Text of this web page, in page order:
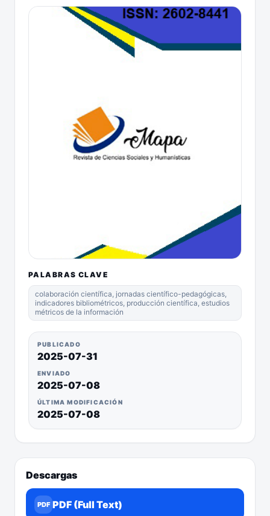
PALABRAS CLAVE
colaboración científica, jornadas científico-pedagógicas,
indicadores bibliométricos, producción científica, estudios
métricos de la información
PUBLICADO
2025-07-31
ENVIADO
2025-07-08
ÚLTIMA MODIFICACIÓN
2025-07-08
Descargas
PDF PDF (Full Text)